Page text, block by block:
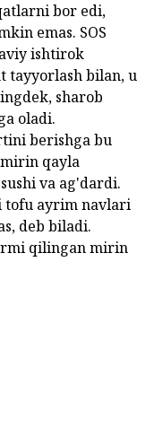
bor edi,
emas. SOS
ishtirok
tayyorlash bilan, u
sharob
oladi.
berishga bu
qayla
va ag'dardi.
tofu ayrim navlari
deb biladi.
qilingan mirin